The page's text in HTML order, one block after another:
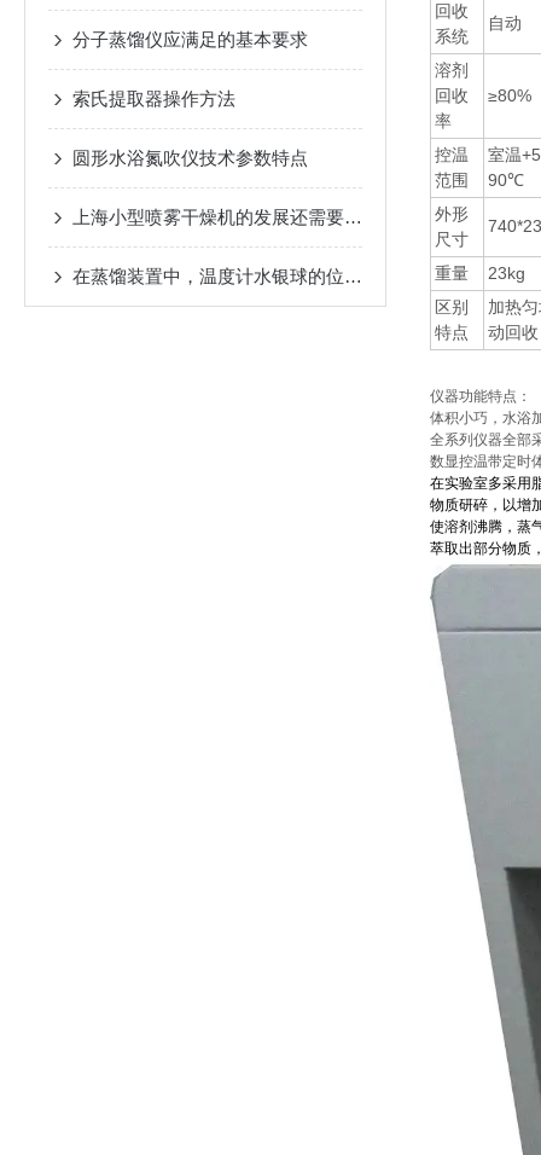
分子蒸馏仪应满足的基本要求
索氏提取器操作方法
圆形水浴氮吹仪技术参数特点
上海小型喷雾干燥机的发展还需要重视的方面
在蒸馏装置中，温度计水银球的位置不符合要求会带来什么结果
回收
系统
自动
溶剂
回收
率
≥80%
控温
范围
室温
90℃
外形
尺寸
重量
23kg
区别
特点
加热
动回收
仪器功能特点：
体积小巧，水浴
全系列仪器全部
数显控温带定时
在实验室多采用
物质研碎，以增
使溶剂沸腾，蒸
萃取出部分物质